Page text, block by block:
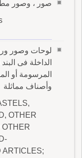
صور ، وصور
لوحات وصور
المرسومة أو
وأصناف مماثلة
OTHER
OTHER
ARTICLES;